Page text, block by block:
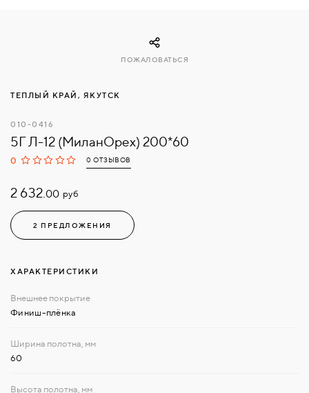
ТЕПЛЫЙ КРАЙ, ЯКУТСК
010-0416
5Г Л-12 (МиланОрех) 200*60
0 0 ОТЗЫВОВ
2 632.00 руб
2 ПРЕДЛОЖЕНИЯ
ПОЖАЛОВАТЬСЯ
ХАРАКТЕРИСТИКИ
Финиш-плёнка
60